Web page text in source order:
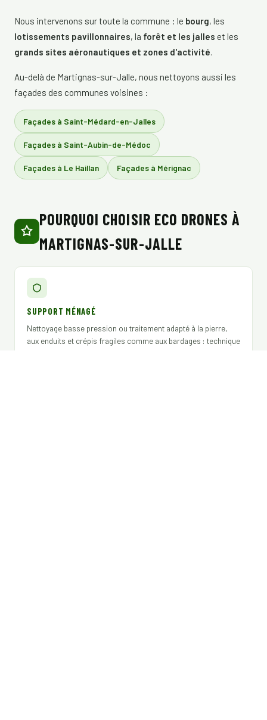
Nous intervenons sur toute la commune : le bourg, les
lotissements pavillonnaires, la forêt et les jalles et les
grands sites aéronautiques et zones d'activité.
Au-delà de Martignas-sur-Jalle, nous nettoyons aussi les
façades des communes voisines :
Façades à Saint-Médard-en-Jalles
Façades à Saint-Aubin-de-Médoc
Façades à Le Haillan Façades à Mérignac
POURQUOI CHOISIR ECO DRONES À
MARTIGNAS-SUR-JALLE
SUPPORT MÉNAGÉ
Nettoyage basse pression ou traitement adapté à la pierre,
aux enduits et crépis fragiles comme aux bardages : technique